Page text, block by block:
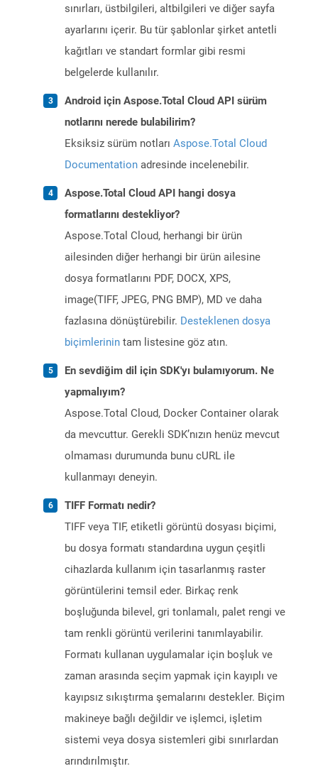
sınırları, üstbilgileri, altbilgileri ve diğer sayfa
ayarlarını içerir. Bu tür şablonlar şirket antetli
kağıtları ve standart formlar gibi resmi
belgelerde kullanılır.
Android için Aspose.Total Cloud API sürüm
notlarını nerede bulabilirim?
Eksiksiz sürüm notları Aspose.Total Cloud
Documentation adresinde incelenebilir.
Aspose.Total Cloud API hangi dosya
formatlarını destekliyor?
Aspose.Total Cloud, herhangi bir ürün
ailesinden diğer herhangi bir ürün ailesine
dosya formatlarını PDF, DOCX, XPS,
image(TIFF, JPEG, PNG BMP), MD ve daha
fazlasına dönüştürebilir. Desteklenen dosya
biçimlerinin tam listesine göz atın.
En sevdiğim dil için SDK'yı bulamıyorum. Ne
yapmalıyım?
Aspose.Total Cloud, Docker Container olarak
da mevcuttur. Gerekli SDK’nızın henüz mevcut
olmaması durumunda bunu cURL ile
kullanmayı deneyin.
TIFF Formatı nedir?
TIFF veya TIF, etiketli görüntü dosyası biçimi,
bu dosya formatı standardına uygun çeşitli
cihazlarda kullanım için tasarlanmış raster
görüntülerini temsil eder. Birkaç renk
boşluğunda bilevel, gri tonlamalı, palet rengi ve
tam renkli görüntü verilerini tanımlayabilir.
Formatı kullanan uygulamalar için boşluk ve
zaman arasında seçim yapmak için kayıplı ve
kayıpsız sıkıştırma şemalarını destekler. Biçim
makineye bağlı değildir ve işlemci, işletim
sistemi veya dosya sistemleri gibi sınırlardan
arındırılmıştır.